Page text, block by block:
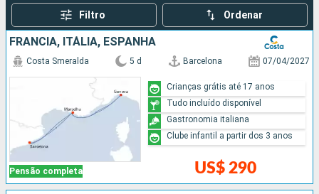
Filtro Ordenar
FRANCIA, ITÁLIA, ESPANHA
Pensão completa
Costa Smeralda 5 d Barcelona 07/04/2027
US$ 290
Crianças grátis até 17 anos
Tudo incluído disponível
Gastronomia italiana
Clube infantil a partir dos 3 anos